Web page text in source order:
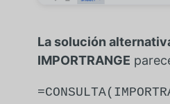
La solución
IMPORTRANGE